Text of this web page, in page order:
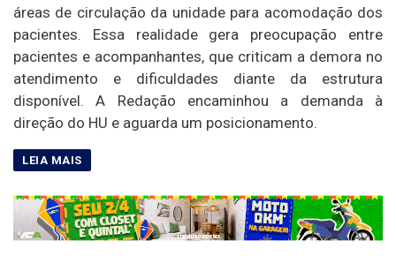
áreas de circulação da unidade para acomodação dos
pacientes. Essa realidade gera preocupação entre
pacientes e acompanhantes, que criticam a demora no
atendimento e dificuldades diante da estrutura
disponível. A Redação encaminhou a demanda à
direção do HU e aguarda um posicionamento.